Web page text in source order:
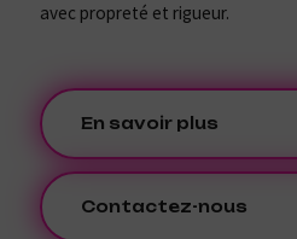
avec propreté et rigueur.
En savoir plus
Contactez-nous